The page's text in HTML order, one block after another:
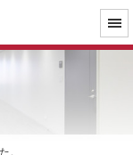
。